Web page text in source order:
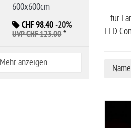
…für
LED
600x600cm
CHF 98.40-20%
UVP CHF 123.00*
Mehr anzeigen